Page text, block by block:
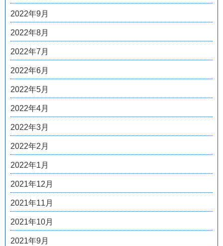
2022年9月
2022年8月
2022年7月
2022年6月
2022年5月
2022年4月
2022年3月
2022年2月
2022年1月
2021年12月
2021年11月
2021年10月
2021年9月